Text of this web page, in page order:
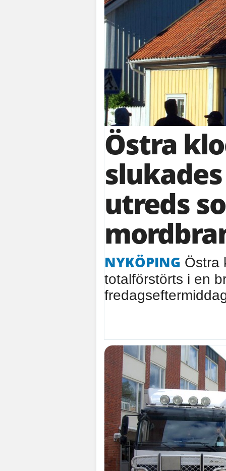
Östra
utreds
NYKÖPING Östra
totalförstörts i en